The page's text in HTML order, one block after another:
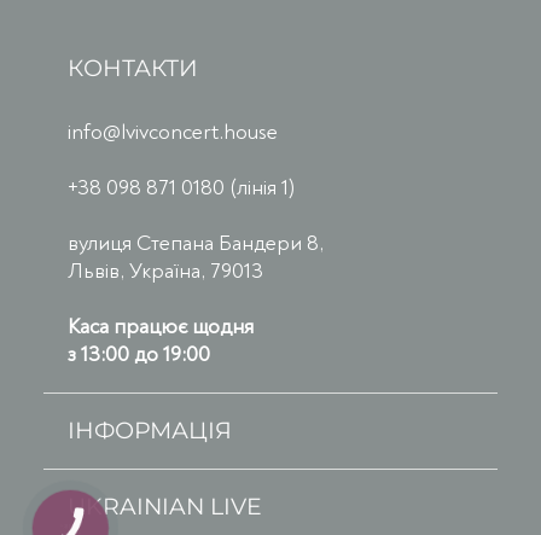
КОНТАКТИ
info@lvivconcert.house
+38 098 871 0180 (лінія 1)
вулиця Степана Бандери 8,
Львів, Україна, 79013
Каса працює щодня
з 13:00 до 19:00
ІНФОРМАЦІЯ
UKRAINIAN LIVE
КНОПКА
ЗВ'ЯЗКУ